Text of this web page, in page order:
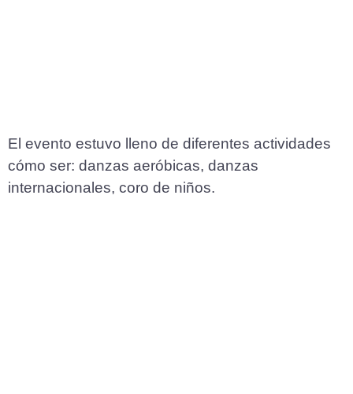
El evento estuvo lleno de diferentes actividades
cómo ser: danzas aeróbicas, danzas
internacionales, coro de niños.